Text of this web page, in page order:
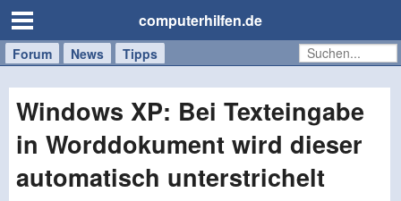
computerhilfen.de
Forum News Tipps
Handy
Tablet
Windows
Mac
Windows XP: Bei Texteingabe
in Worddokument wird dieser
automatisch unterstrichelt